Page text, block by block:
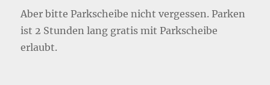
Aber bitte Parkscheibe nicht vergessen. Parken
ist 2 Stunden lang gratis mit Parkscheibe
erlaubt.